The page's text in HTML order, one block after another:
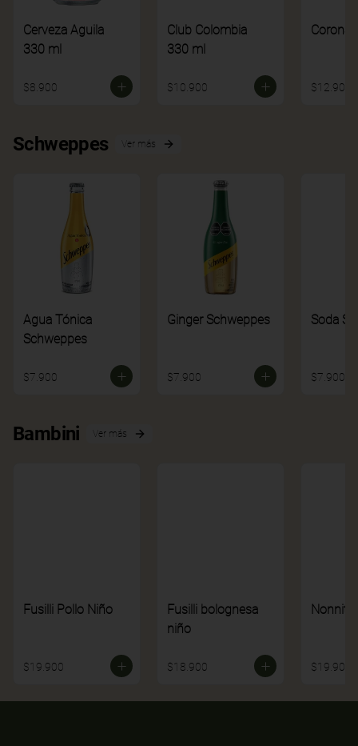
Cerveza Aguila
330 ml
$8.900
Club Colombia
330 ml
$10.900
Corona
$12.900
Schweppes Ver más
Agua Tónica
Schweppes
$7.900
Ginger Schweppes
$7.900
Soda
$7.900
Bambini Ver más
Fusilli Pollo Niño
$19.900
Fusilli bolognesa
niño
$18.900 $19.900